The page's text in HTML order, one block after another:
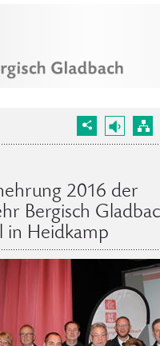
2016 der
Bergisch
in Heidkamp